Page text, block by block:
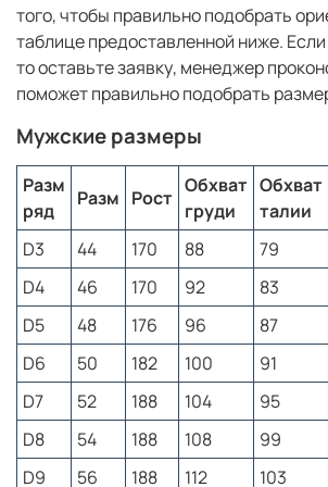
боковым швам. Зауженный крой с
обеспечивает современную посадку
движении. Эластичный пояс со
легко регулировать объем по талии.
Костюм изготовлен из качественного
полотна, которое отличается
износостойкостью и простотой в
хорошо сохраняет форму, не
подходит как для тренировок, так и
носки.
Спортивный костюм в яркой
отличный выбор для мужчин, которые
спортивный стиль и эффектный
прекрасно подойдет для прогулок,
активного образа жизни.
Как подобрать размер?
Спортивный костюм соответствует
российских размеров.
того, чтобы правильно подобрать
таблице предоставленной ниже.
то оставьте заявку, менеджер
поможет правильно подобрать
Мужские размеры
Разм
ряд
Разм Рост
Обхват
груди
Обхват
талии
D3
44 170 88 79
D4
46 170 92 83
D5
48 176 96 87
D6
50 182 100 91
D7
52 188 104 95
D8
54 188 108 99
D9
56 188 112 103